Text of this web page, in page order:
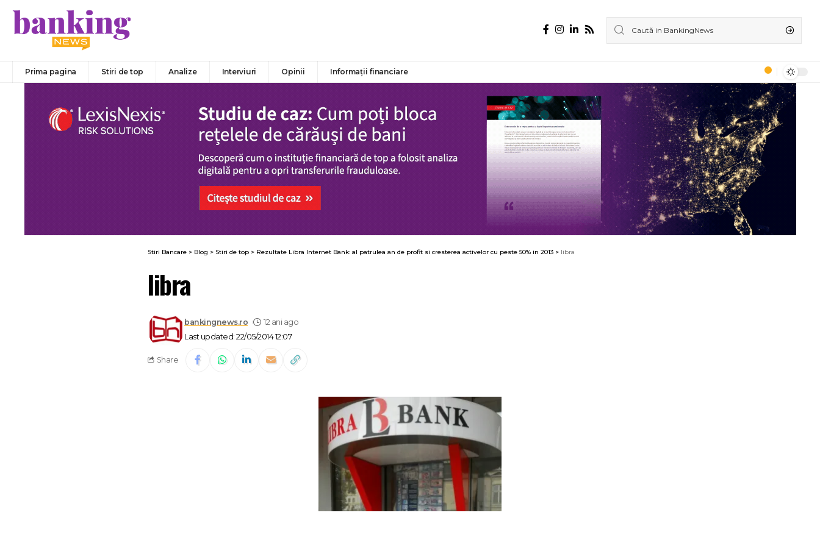
Prima pagina Stiri de top Analize Interviuri Opinii Informații financiare
Stiri Bancare > Blog > Stiri de top > Rezultate Libra Internet Bank: al patrulea an de profit si cresterea activelor cu peste 50% in 2013 > libra
libra
Last updated: 22/05/2014 12:07
bankingnews.ro 12 ani ago
Share